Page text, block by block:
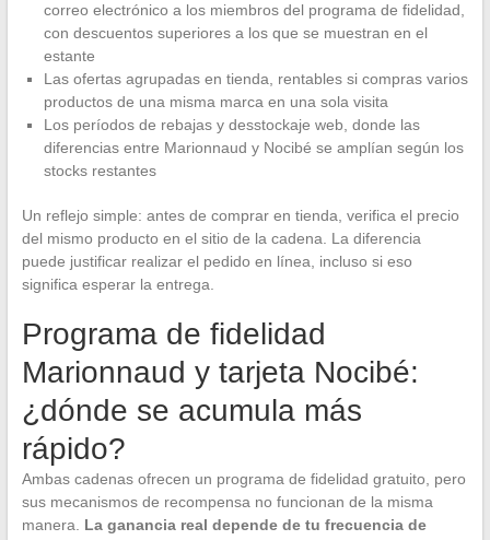
correo electrónico a los miembros del programa de fidelidad,
con descuentos superiores a los que se muestran en el
estante
Las ofertas agrupadas en tienda, rentables si compras varios
productos de una misma marca en una sola visita
Los períodos de rebajas y desstockaje web, donde las
diferencias entre Marionnaud y Nocibé se amplían según los
stocks restantes
Un reflejo simple: antes de comprar en tienda, verifica el precio
del mismo producto en el sitio de la cadena. La diferencia
puede justificar realizar el pedido en línea, incluso si eso
significa esperar la entrega.
Programa de fidelidad
Marionnaud y tarjeta Nocibé:
¿dónde se acumula más
rápido?
Ambas cadenas ofrecen un programa de fidelidad gratuito, pero
sus mecanismos de recompensa no funcionan de la misma
manera. La ganancia real depende de tu frecuencia de